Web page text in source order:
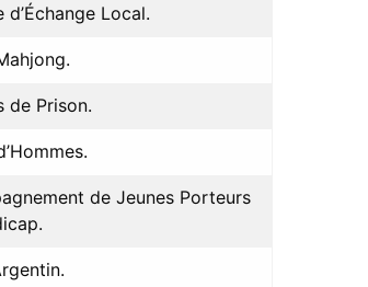
d’Échange Local.
de Prison.
de Jeunes Porteurs